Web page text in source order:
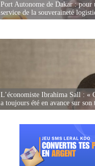
Port Autonome de Dakar : pour
service de la souveraineté
L’économiste Ibrahima Sall : «
a toujours été en avance sur son